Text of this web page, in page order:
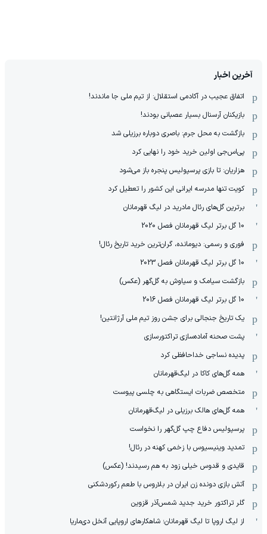
آخرین اخبار
اتفاق عجیب در آکادمی استقلال: از تیم ملی جا ماندند!
بازیکنان آرسنال بسیار عصبانی بودند!
بازگشت به محل جرم: باصری دوباره برزیلی شد
پی‌اس‌جی اولین خرید خود را نهایی کرد
هزاریان: تا بازی پرسپولیس پنجره باز می‌شود
کویت تنها مدرسه ایرانی این کشور را تعطیل کرد
برترین گل‌های رئال مادرید در لیگ قهرمانان
10 گل برتر لیگ قهرمانان فصل 2020
فوری و رسمی: دیومانده، گران‌ترین خرید تاریخ رئال!
10 گل برتر لیگ قهرمانان فصل 2023
بازگشت سیامک و سیاوش به گل‌گهر (عکس)
10 گل برتر لیگ قهرمانان فصل 2016
یک تاریخ جنجالی برای جشن روز تیم ملی آرژانتین!
پشت صحنه آماده‌سازی تراکتورسازی
پدیده نساجی خداحافظی کرد
همه گل‌های کاکا در لیگ‌قهرمانان
متخصص ضربات ایستگاهی به چلسی پیوست
همه گل‌های هالک برزیلی در لیگ‌قهرمانان
پرسپولیس دفاع چپ گل‌گهر را نخواست
تمدید وینیسیوس با زخمی کهنه در رئال!
قایدی و قدوس خیلی زود به هم رسیدند! (عکس)
آتش بازی دونده زن ایران در بلاروس با طعم رکوردشکنی
گلر تراکتور خرید جدید شمس‌آذر قزوین
از لیگ اروپا تا لیگ قهرمانان؛ شاهکارهای اروپایی آنخل دی‌ماریا